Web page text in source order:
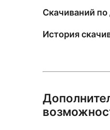
Скачиваний
История